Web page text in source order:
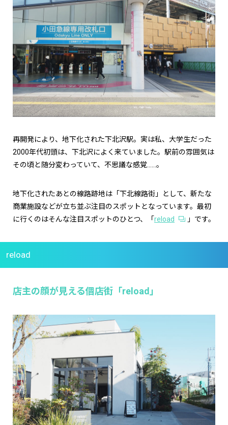
再開発により、地下化された下北沢駅。実は私、大学生だった
2000年代初頭は、下北沢によく来ていました。駅前の雰囲気は
その頃と随分変わっていて、不思議な感覚……。
地下化されたあとの線路跡地は「下北線路街」として、新たな
商業施設などが立ち並ぶ注目のスポットとなっています。最初
に行くのはそんな注目スポットのひとつ、「 reload 」です。
reload
店主の顔が見える個店街「reload」